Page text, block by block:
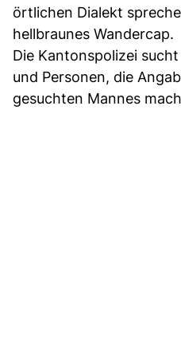
örtlichen Dialekt
hellbraunes Wandercap.
Die Kantonspolizei
und Personen, die
gesuchten Mannes